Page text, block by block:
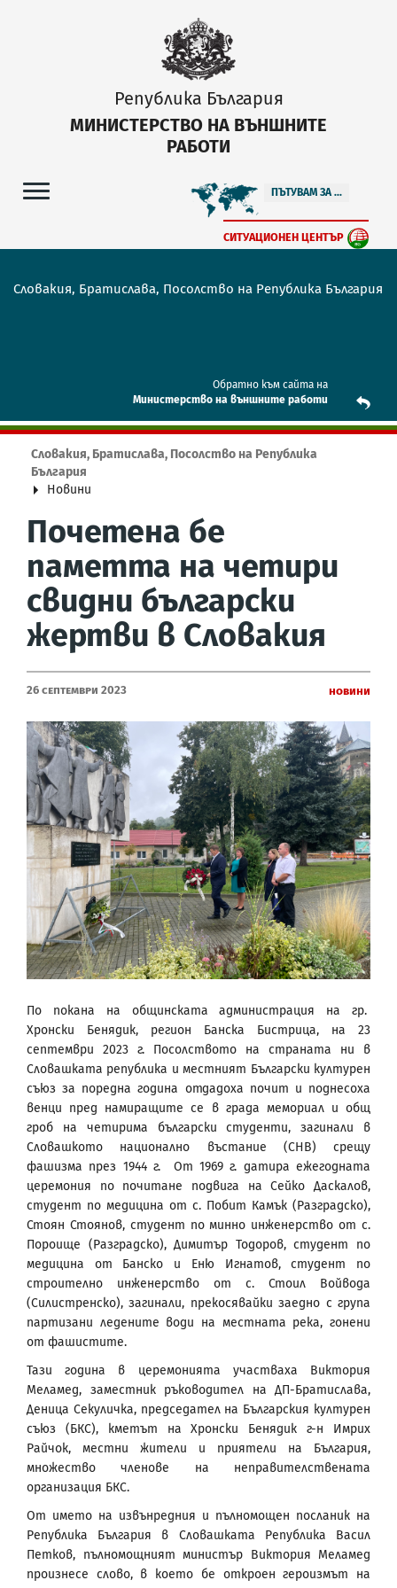
Република България
МИНИСТЕРСТВО НА ВЪНШНИТЕ
РАБОТИ
ПЪТУВАМ ЗА ...
СИТУАЦИОНЕН ЦЕНТЪР
Словакия, Братислава, Посолство на Република България
Обратно към сайта на
Mинистерство на външните работи
Словакия, Братислава, Посолство на Република
България
Новини
Почетена бе
паметта на четири
свидни български
жертви в Словакия
26 Септември 2023 Новини
По покана на общинската администрация на гр.
Хронски Бенядик, регион Банска Бистрица, на 23
септември 2023 г. Посолството на страната ни в
Словашката република и местният Български културен
съюз за поредна година отдадоха почит и поднесоха
венци пред намиращите се в града мемориал и общ
гроб на четирима български студенти, загинали в
Словашкото национално въстание (СНВ) срещу
фашизма през 1944 г. От 1969 г. датира ежегодната
церемония по почитане подвига на Сейко Даскалов,
студент по медицина от с. Побит Камък (Разградско),
Стоян Стоянов, студент по минно инженерство от с.
Пороище (Разградско), Димитър Тодоров, студент по
медицина от Банско и Еню Игнатов, студент по
строително инженерство от с. Стоил Войвода
(Силистренско), загинали, прекосявайки заедно с група
партизани ледените води на местната река, гонени
от фашистите.
Тази година в церемонията участваха Виктория
Меламед, заместник ръководител на ДП-Братислава,
Деница Секуличка, председател на Българския културен
съюз (БКС), кметът на Хронски Бенядик г-н Имрих
Райчок, местни жители и приятели на България,
множество членове на неправителствената
организация БКС.
От името на извънредния и пълномощен посланик на
Република България в Словашката Република Васил
Петков, пълномощният министър Виктория Меламед
произнесе слово, в което бе откроен героизмът на